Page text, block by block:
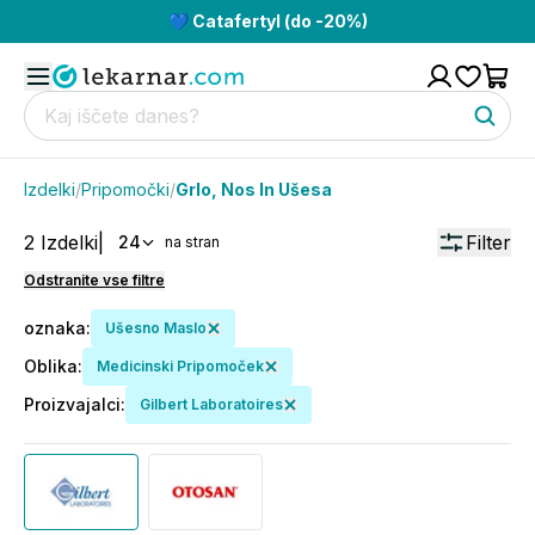
💙 Catafertyl (do -20%)
Izdelki/Pripomočki/Grlo, Nos In Ušesa
2 Izdelki 24 na stran Filter
Odstranite vse filtre
oznaka: Ušesno Maslo
Oblika: Medicinski Pripomoček
Proizvajalci: Gilbert Laboratoires